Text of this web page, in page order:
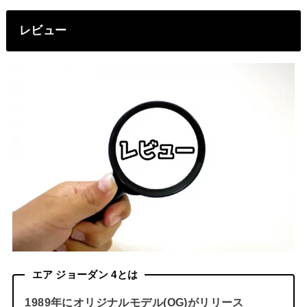
レビュー
エア ジョーダン 4とは
1989年にオリジナルモデル(OG)がリリース